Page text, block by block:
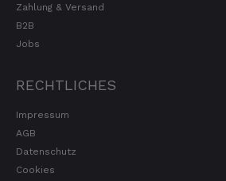
Zahlung & Versand
B2B
Jobs
RECHTLICHES
Impressum
AGB
Datenschutz
Cookies